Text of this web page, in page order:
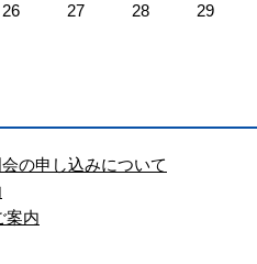
26 27 28
29
の申し込みについて
案内